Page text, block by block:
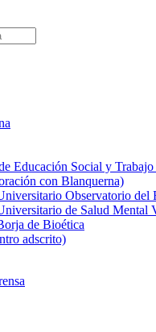
Educación Social y Trabajo
con Blanquerna)
Observatorio del
de Salud Mental
de Bioética
adscrito)